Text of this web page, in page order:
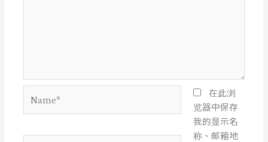
在此浏
览器中保存
我的显示名
称、邮箱地